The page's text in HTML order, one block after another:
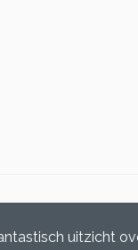
uitzicht